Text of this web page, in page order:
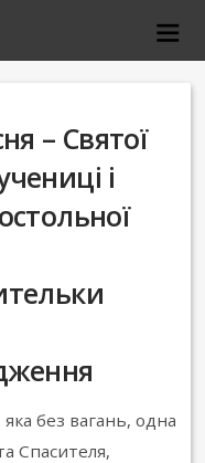
– Святої
і
яка без вагань, одна
Спасителя,